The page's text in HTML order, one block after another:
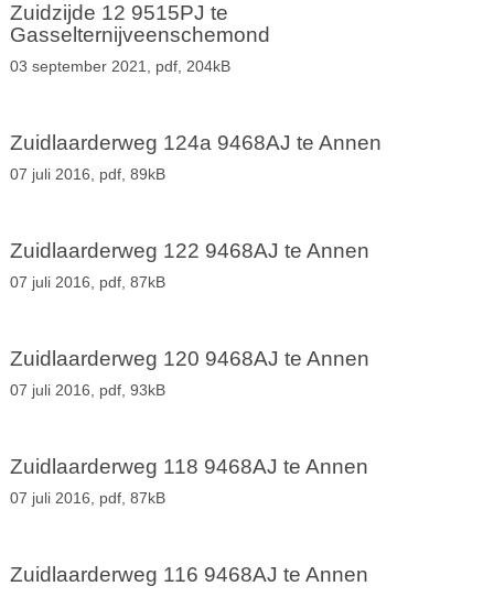
Zuidzijde 12 9515PJ te
Gasselternijveenschemond
03 september 2021, pdf, 204kB
Zuidlaarderweg 124a 9468AJ te Annen
07 juli 2016, pdf, 89kB
Zuidlaarderweg 122 9468AJ te Annen
07 juli 2016, pdf, 87kB
Zuidlaarderweg 120 9468AJ te Annen
07 juli 2016, pdf, 93kB
Zuidlaarderweg 118 9468AJ te Annen
07 juli 2016, pdf, 87kB
Zuidlaarderweg 116 9468AJ te Annen